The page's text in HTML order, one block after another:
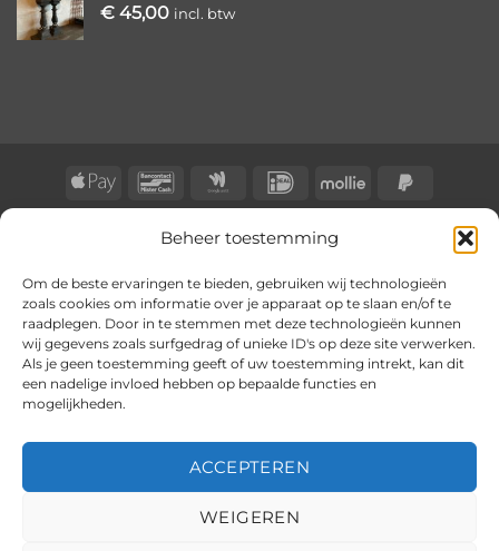
Beheer toestemming
Om de beste ervaringen te bieden, gebruiken wij technologieën
zoals cookies om informatie over je apparaat op te slaan en/of te
raadplegen. Door in te stemmen met deze technologieën kunnen
wij gegevens zoals surfgedrag of unieke ID's op deze site verwerken.
Als je geen toestemming geeft of uw toestemming intrekt, kan dit
een nadelige invloed hebben op bepaalde functies en
mogelijkheden.
ACCEPTEREN
WEIGEREN
€ 45,00 incl. btw
Apple
Pay
BancontactGoogle
Wallet
IDeal Mollie
2